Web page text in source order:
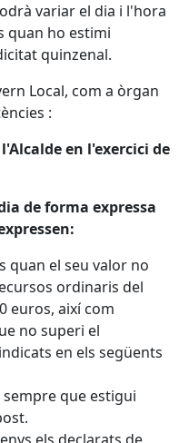
variar el dia i l'hora
quan ho estimi
quinzenal.
Local, com a òrgan
:
en l'exercici de
de forma expressa
quan el seu valor no
ordinaris del
euros, així com
no superi el
en els següents
que estigui